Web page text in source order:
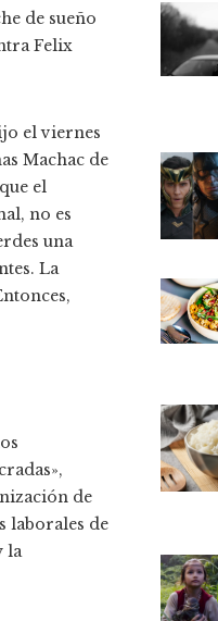
de sueño
Felix
el viernes
Machac de
el
no es
una
La
de
laborales de
la